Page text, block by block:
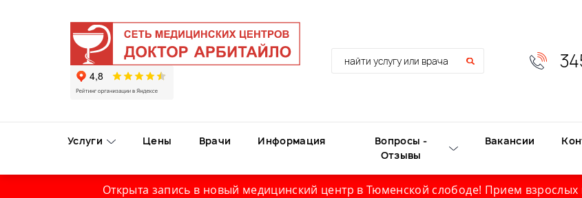
Услуги Цены Врачи Информация
Вопросы -
Отзывы
Вакансии
Открыта запись в новый медицинский центр в Тюменской слободе! Прием взрослых